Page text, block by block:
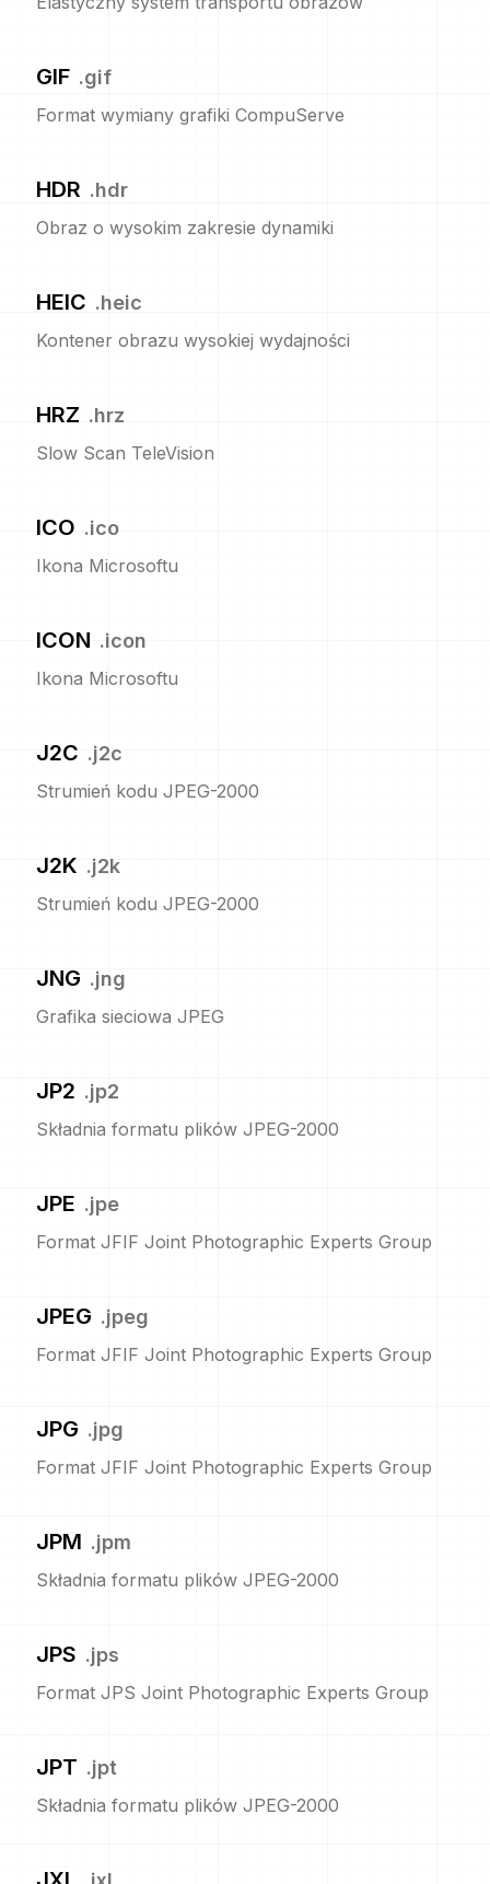
GIF .gif
Format wymiany grafiki CompuServe
HDR .hdr
Obraz o wysokim zakresie dynamiki
HEIC .heic
Kontener obrazu wysokiej wydajności
HRZ .hrz
Slow Scan TeleVision
ICO .ico
Ikona Microsoftu
ICON .icon
Ikona Microsoftu
J2C .j2c
Strumień kodu JPEG-2000
J2K .j2k
Strumień kodu JPEG-2000
JNG .jng
Grafika sieciowa JPEG
JP2 .jp2
Składnia formatu plików JPEG-2000
JPE .jpe
Format JFIF Joint Photographic Experts Group
JPEG .jpeg
Format JFIF Joint Photographic Experts Group
JPG .jpg
Format JFIF Joint Photographic Experts Group
JPM .jpm
Składnia formatu plików JPEG-2000
JPS .jps
Format JPS Joint Photographic Experts Group
JPT .jpt
Składnia formatu plików JPEG-2000